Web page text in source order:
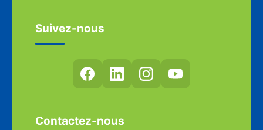
Suivez-nous
Contactez-nous